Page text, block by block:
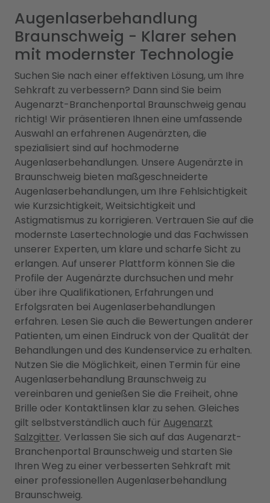
Augenlaserbehandlung
Braunschweig - Klarer sehen
mit modernster Technologie
Suchen Sie nach einer effektiven Lösung, um Ihre
Sehkraft zu verbessern? Dann sind Sie beim
Augenarzt-Branchenportal Braunschweig genau
richtig! Wir präsentieren Ihnen eine umfassende
Auswahl an erfahrenen Augenärzten, die
spezialisiert sind auf hochmoderne
Augenlaserbehandlungen. Unsere Augenärzte in
Braunschweig bieten maßgeschneiderte
Augenlaserbehandlungen, um Ihre Fehlsichtigkeit
wie Kurzsichtigkeit, Weitsichtigkeit und
Astigmatismus zu korrigieren. Vertrauen Sie auf die
modernste Lasertechnologie und das Fachwissen
unserer Experten, um klare und scharfe Sicht zu
erlangen. Auf unserer Plattform können Sie die
Profile der Augenärzte durchsuchen und mehr
über ihre Qualifikationen, Erfahrungen und
Erfolgsraten bei Augenlaserbehandlungen
erfahren. Lesen Sie auch die Bewertungen anderer
Patienten, um einen Eindruck von der Qualität der
Behandlungen und des Kundenservice zu erhalten.
Nutzen Sie die Möglichkeit, einen Termin für eine
Augenlaserbehandlung Braunschweig zu
vereinbaren und genießen Sie die Freiheit, ohne
Brille oder Kontaktlinsen klar zu sehen. Gleiches
gilt selbstverständlich auch für Augenarzt
Salzgitter. Verlassen Sie sich auf das Augenarzt-
Branchenportal Braunschweig und starten Sie
Ihren Weg zu einer verbesserten Sehkraft mit
einer professionellen Augenlaserbehandlung
Braunschweig.